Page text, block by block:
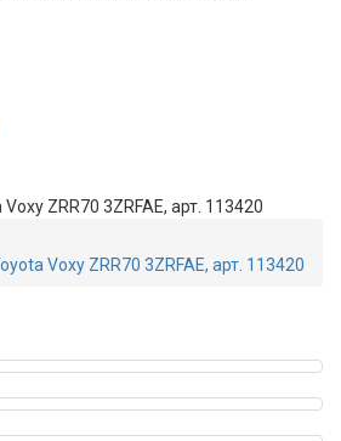
ZRR70 3ZRFAE, арт. 113420
Voxy ZRR70 3ZRFAE, арт. 113420